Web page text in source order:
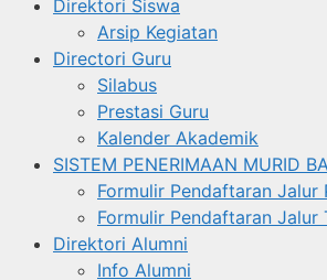
Direktori Siswa
Arsip Kegiatan
Directori Guru
Silabus
Prestasi Guru
Kalender Akademik
SISTEM PENERIMAAN MURID
Formulir Pendaftaran Jalur
Formulir Pendaftaran Jalur
Direktori Alumni
Info Alumni